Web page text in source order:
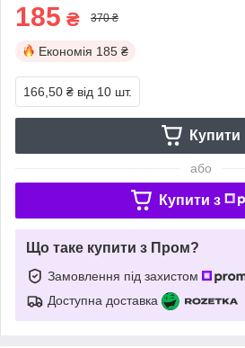
185 ₴ 370 ₴
Економія 185 ₴
166,50 ₴ від 10 шт.
Купити
або
Купити з
Що таке купити з Пром?
Замовлення під захистом
Доступна доставка